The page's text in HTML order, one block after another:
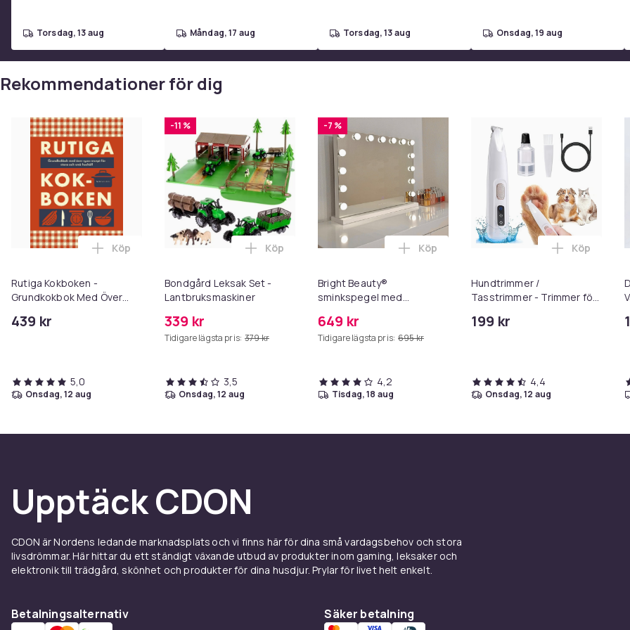
torsdag, 13 aug måndag, 17 aug torsdag, 13 aug onsdag, 19 aug
Rekommendationer för dig
Rutiga Kokboken -
Grundkokbok Med Över
Små Hushåll (Bok /
439 kr
Lägg till Rutiga Kokboken - Grundkokbok Med Över 1500 Recept För Stora Och Små Hushåll (Bok /
Köp
5,0
onsdag, 12 aug
-11 %
Bondgård Leksak Set -
Lantbruksmaskiner
339 kr
Tidigare lägsta pris: 379 kr
Lägg till Bondgård Leksak Set - Lantbruksmaskiner i varukorgen
Köp
3,5
onsdag, 12 aug
-7 %
Bright Beauty®
sminkspegel med
Hollywoodspegel – 58×46
cm – 15 LED-lampor – 3
laddningsport – Vit
649 kr
Tidigare lägsta pris: 695 kr
Lägg till Bright Beauty® sminkspegel med
Köp
4,2
tisdag, 18 aug
Hundtrimmer /
Tasstrimmer - Trimmer för
199 kr
Lägg till
Köp
4,4
onsdag, 12 aug
Upptäck CDON
CDON är Nordens ledande marknadsplats och vi finns här för dina små vardagsbehov och stora
livsdrömmar. Här hittar du ett ständigt växande utbud av produkter inom gaming, leksaker och
elektronik till trädgård, skönhet och produkter för dina husdjur. Prylar för livet helt enkelt.
Betalningsalternativ Säker betalning